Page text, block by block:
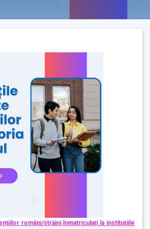
români/străini înmatriculați la instituțiile